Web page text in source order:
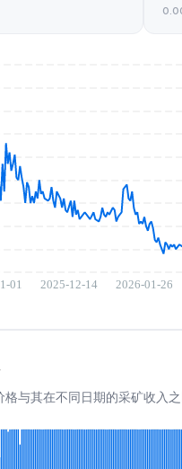
与其在不同日期的采矿收入